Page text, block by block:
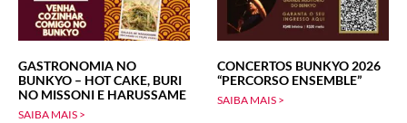
GASTRONOMIA NO
BUNKYO – HOT CAKE, BURI
NO MISSONI E HARUSSAME
SAIBA MAIS >
CONCERTOS BUNKYO 2026
“PERCORSO ENSEMBLE”
SAIBA MAIS >